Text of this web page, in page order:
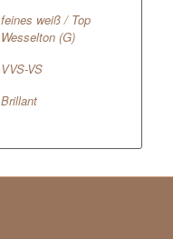
feines weiß / Top
Wesselton (G)
VVS-VS
Brillant